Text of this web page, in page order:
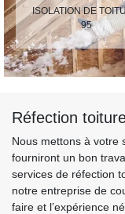
ISOLATION DE
95
Réfection
Nous mettons à votre
fourniront un bon
services de réfection
notre entreprise de
faire et l’expérience